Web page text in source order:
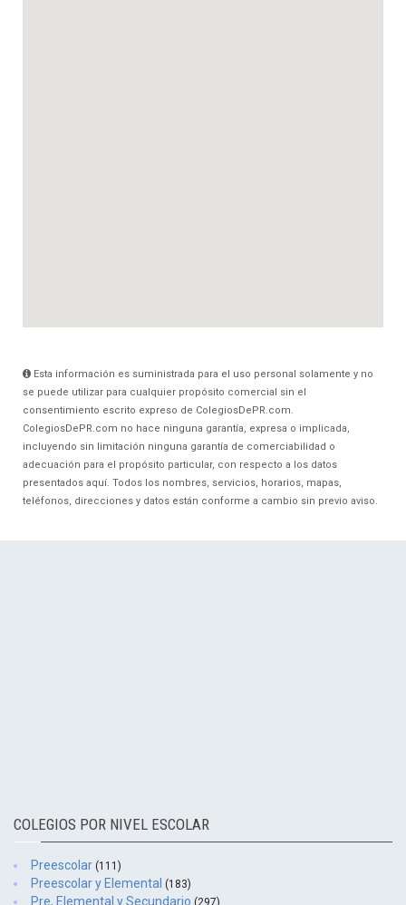
Esta información es suministrada para el uso personal solamente y no
se puede utilizar para cualquier propósito comercial sin el
consentimiento escrito expreso de ColegiosDePR.com.
ColegiosDePR.com no hace ninguna garantía, expresa o implicada,
incluyendo sin limitación ninguna garantía de comerciabilidad o
adecuación para el propósito particular, con respecto a los datos
presentados aquí. Todos los nombres, servicios, horarios, mapas,
teléfonos, direcciones y datos están conforme a cambio sin previo aviso.
COLEGIOS POR NIVEL ESCOLAR
Preescolar (111)
Preescolar y Elemental (183)
Pre, Elemental y Secundario (297)